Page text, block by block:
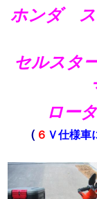
ホンダ ス
セルスタ
ロー
（ ６ Ｖ仕様車